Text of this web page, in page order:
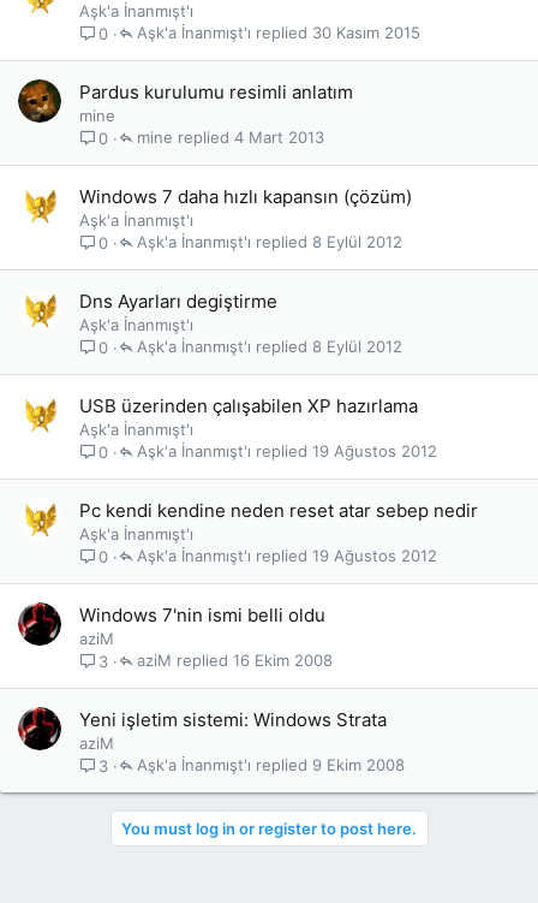
Aşk'a İnanmışt'ı
0
30 Kasım 2015
Aşk'a İnanmışt'ı
Pardus kurulumu resimli anlatım
mine
0
4 Mart 2013
mine
Windows 7 daha hızlı kapansın (çözüm)
Aşk'a İnanmışt'ı
0
8 Eylül 2012
Aşk'a İnanmışt'ı
Dns Ayarları degiştirme
Aşk'a İnanmışt'ı
0
8 Eylül 2012
Aşk'a İnanmışt'ı
USB üzerinden çalışabilen XP hazırlama
Aşk'a İnanmışt'ı
0
19 Ağustos 2012
Aşk'a İnanmışt'ı
Pc kendi kendine neden reset atar sebep nedir
Aşk'a İnanmışt'ı
0
19 Ağustos 2012
Aşk'a İnanmışt'ı
Windows 7'nin ismi belli oldu
aziM
3
16 Ekim 2008
aziM
Yeni işletim sistemi: Windows Strata
aziM
3
9 Ekim 2008
Aşk'a İnanmışt'ı
You must log in or register to post here.